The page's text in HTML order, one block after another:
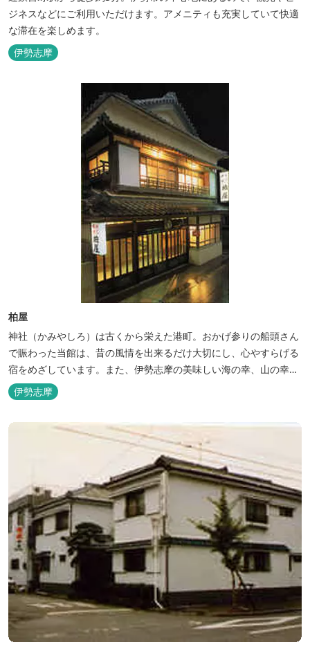
ジネスなどにご利用いただけます。アメニティも充実していて快適
な滞在を楽しめます。
伊勢志摩
柏屋
神社（かみやしろ）は古くから栄えた港町。おかげ参りの船頭さん
で賑わった当館は、昔の風情を出来るだけ大切にし、心やすらげる
宿をめざしています。また、伊勢志摩の美味しい海の幸、山の幸を
低価格でお楽しみください。
伊勢志摩